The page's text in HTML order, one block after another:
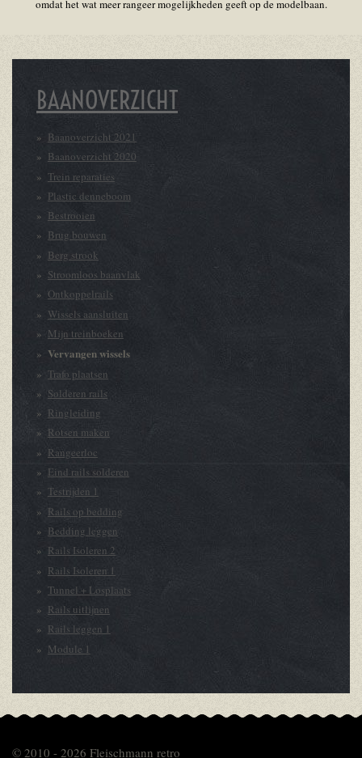
omdat het wat meer rangeer mogelijkheden geeft op de modelbaan.
BAANOVERZICHT
Baanoverzicht 2021
Baanoverzicht 2020
Trein reparaties
Plastic denneboom
Bestrooien
Brug bouwen
Berg strook
Stroomloos baanvlak
Ontkoppelrails
Wissels aansluiten
Mijn treinboeken
Vervangen wissels
Trafo plaatsen
Solderen rails
Ringleiding
Rotsen maken
Rangeerloc
Eind rails solderen
Testrijden 1
Rails op bedding
Bedding leggen
Rails Isoleren 2
Rails Isoleren 1
Tunnel + Losplaats
Rails uitlijnen
Rails leggen 1
Module 1
© 2010 - 2026 Fleischmann retro